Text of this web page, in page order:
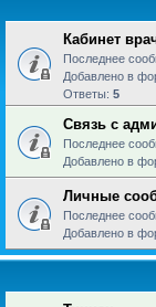
Кабинет
Последнее
Добавлено в
Ответы: 5
Связь с
Последнее
Добавлено в
Личные
Последнее
Добавлено в